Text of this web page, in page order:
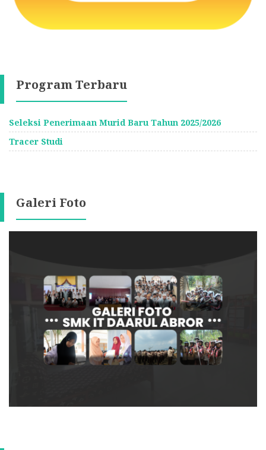
Program Terbaru
Seleksi Penerimaan Murid Baru Tahun 2025/2026
Tracer Studi
Galeri Foto